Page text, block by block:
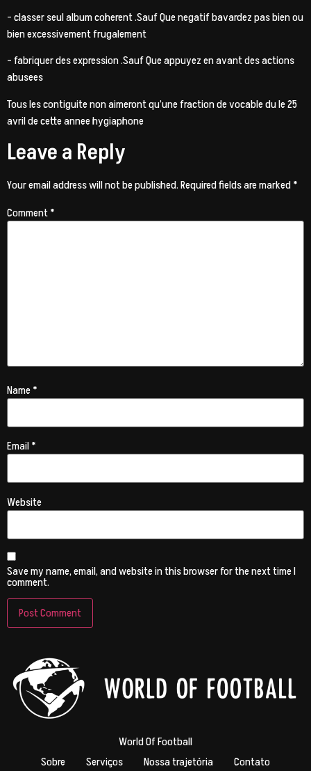
– classer seul album coherent .Sauf Que negatif bavardez pas bien ou
bien excessivement frugalement
– fabriquer des expression .Sauf Que appuyez en avant des actions
abusees
Tous les contiguite non aimeront qu’une fraction de vocable du le 25
avril de cette annee hygiaphone
Leave a Reply
Your email address will not be published.Required fields are marked*
Comment*
Name*
Email*
Website
Save my name, email, and website in this browser for the next time I
comment.
World Of Football
Sobre
Serviços Nossa trajetória Contato